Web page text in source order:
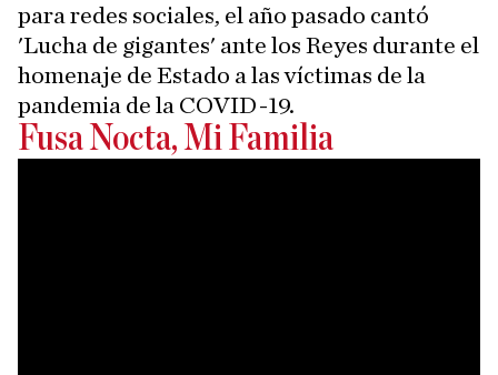
para redes sociales, el año pasado cantó
'Lucha de gigantes' ante los Reyes durante el
homenaje de Estado a las víctimas de la
pandemia de la COVID-19.
Fusa Nocta, Mi Familia